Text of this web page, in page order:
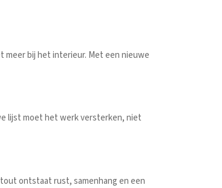
meer bij het interieur. Met een nieuwe
lijst moet het werk versterken, niet
ontstaat rust, samenhang en een